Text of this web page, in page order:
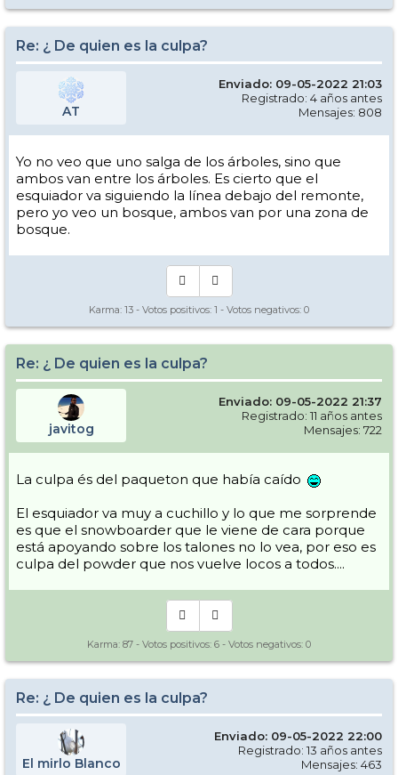
Re: ¿ De quien es la culpa?
AT
Enviado: 09-05-2022 21:03
Registrado: 4 años antes
Mensajes: 808
Yo no veo que uno salga de los árboles, sino que
ambos van entre los árboles. Es cierto que el
esquiador va siguiendo la línea debajo del remonte,
pero yo veo un bosque, ambos van por una zona de
bosque.
Karma: 13 - Votos positivos: 1 - Votos negativos: 0
Re: ¿ De quien es la culpa?
javitog
Enviado: 09-05-2022 21:37
Registrado: 11 años antes
Mensajes: 722
La culpa és del paqueton que había caído
El esquiador va muy a cuchillo y lo que me sorprende
es que el snowboarder que le viene de cara porque
está apoyando sobre los talones no lo vea, por eso es
culpa del powder que nos vuelve locos a todos....
Karma: 87 - Votos positivos: 6 - Votos negativos: 0
Re: ¿ De quien es la culpa?
El mirlo Blanco
Enviado: 09-05-2022 22:00
Registrado: 13 años antes
Mensajes: 463